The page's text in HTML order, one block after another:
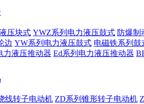
压块式 YWZ系列电力液压鼓式 防爆制
边 YW系列电力液压鼓式 电磁铁系列鼓
力液压推动器 Ed系列电力液压推动器
线转子电动机 ZD系列锥形转子电动机